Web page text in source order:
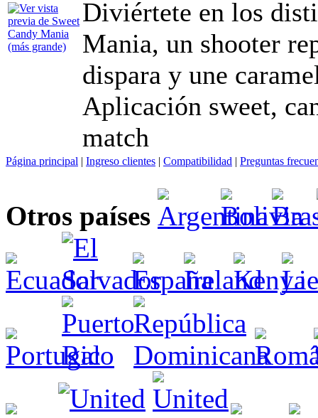
Diviértete en los
Mania, un shooter
dispara y une
Aplicación sweet,
match
Página principal | Ingreso clientes | Compatibilidad | Preguntas
Otros países